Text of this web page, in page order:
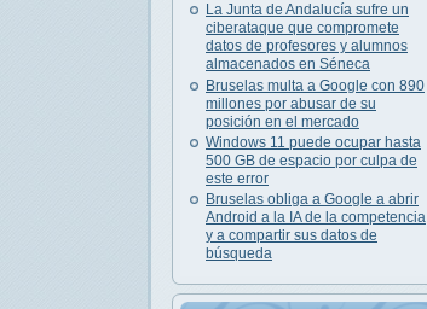
La Junta de Andalucía sufre un
ciberataque que compromete
datos de profesores y alumnos
almacenados en Séneca
Bruselas multa a Google con 890
millones por abusar de su
posición en el mercado
Windows 11 puede ocupar hasta
500 GB de espacio por culpa de
este error
Bruselas obliga a Google a abrir
Android a la IA de la competencia
y a compartir sus datos de
búsqueda